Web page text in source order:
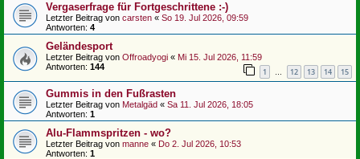
Vergaserfrage für Fortgeschrittene :-)
Letzter Beitrag von carsten « So 19. Jul 2026, 09:59
Antworten: 4
Geländesport
Letzter Beitrag von Offroadyogi « Mi 15. Jul 2026, 11:59
Antworten: 144 1 … 12 13 14 15
Gummis in den Fußrasten
Letzter Beitrag von Metalgäd « Sa 11. Jul 2026, 18:05
Antworten: 1
Alu-Flammspritzen - wo?
Letzter Beitrag von manne « Do 2. Jul 2026, 10:53
Antworten: 1